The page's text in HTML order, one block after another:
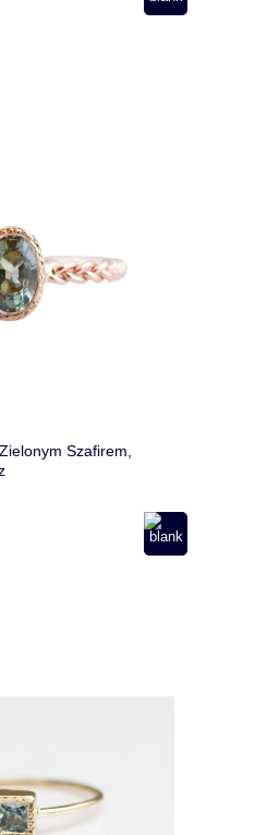
Szafirem,